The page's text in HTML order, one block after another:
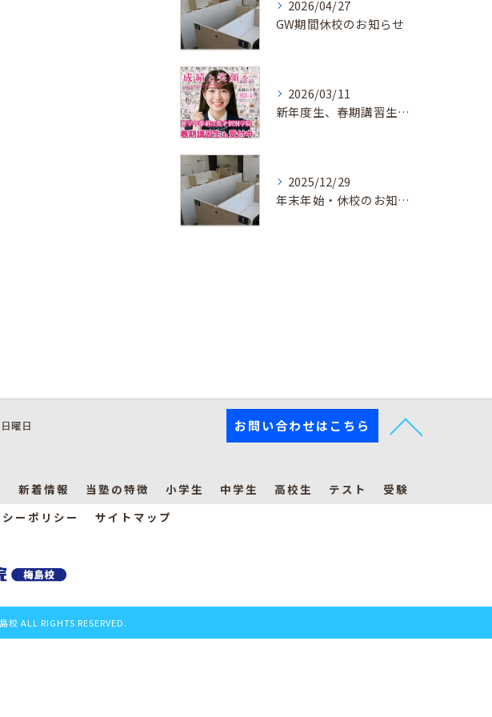
2026/04/27
GW期間休校のお知らせ
2026/03/11
新年度生、春期講習生 受付中！
2025/12/29
年末年始・休校のお知らせ
曜日 お問い合わせはこちら
新着情報 当塾の特徴 小学生 中学生 高校生 テスト
受験
ーポリシー サイトマップ
ALL RIGHTS RESERVED.